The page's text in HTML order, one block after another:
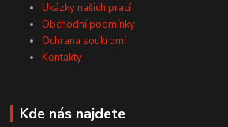
Ukázky našich prací
Obchodní podmínky
Ochrana soukromí
Kontakty
Kde nás najdete